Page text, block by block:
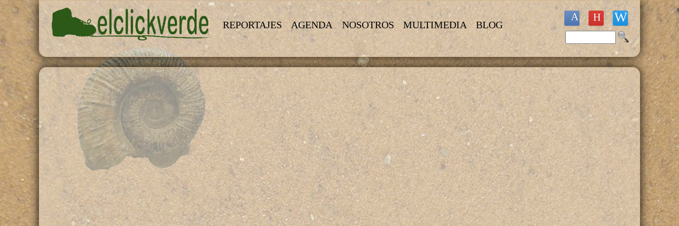
Pasar al contenido principal
REPORTAJES AGENDA NOSOTROS MULTIMEDIA BLOG
Formulario de búsqueda